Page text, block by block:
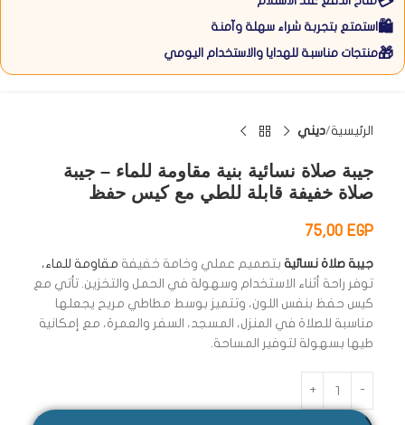
🛍️ استمتع بتجربة شراء سهلة وآمنة
🎁منتجات مناسبة للهدايا والاستخدام اليومي
الرئيسية ديني
جيبة صلاة نسائية بنية مقاومة للماء – جيبة
صلاة خفيفة قابلة للطي مع كيس حفظ
75,00 EGP
جيبة صلاة نسائية بتصميم عملي وخامة خفيفة مقاومة للماء،
توفر راحة أثناء الاستخدام وسهولة في الحمل والتخزين. تأتي مع
كيس حفظ بنفس اللون، وتتميز بوسط مطاطي مريح يجعلها
مناسبة للصلاة في المنزل، المسجد، السفر والعمرة، مع إمكانية
طيها بسهولة لتوفير المساحة.